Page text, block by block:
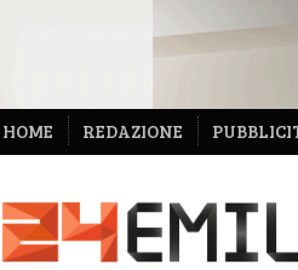
NAVIGAZIONE
SECONDARIA
HOME REDAZIONE